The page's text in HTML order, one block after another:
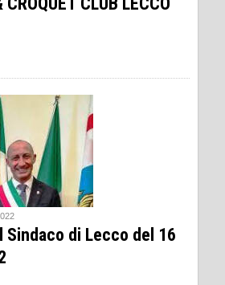
Sindaco di Lecco del 16